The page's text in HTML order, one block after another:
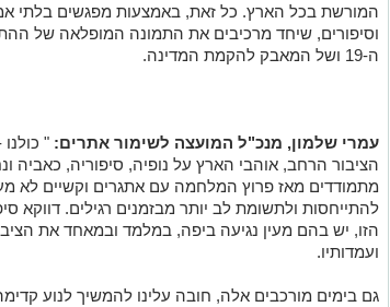
המורשת בכל הארץ. כל זאת, באמצעות מפגשים בלתי
וסיפורים, שיחד מרכיבים את התמונה המופלאה של
ה-19 ושל המאבק להקמת המדינה.
עמרי שלמון, מנכ"ל המועצה לשימור אתרים: "
הציבור הרחב, אוהבי הארץ על נופיה, סיפוריה, כאביה
מתמודדים מאז פרוץ המלחמה עם אתגרים וקשיים לא
להתייחסות ולתשומת לב יותר מבזמנים רגילים. דווקא
הזו, יש בהם מעין נגיעה ביפה, במלמד ובמאחד את
ועמדותיו.
גם בימים מורכבים אלה, חובה עלינו להמשיך לנוע